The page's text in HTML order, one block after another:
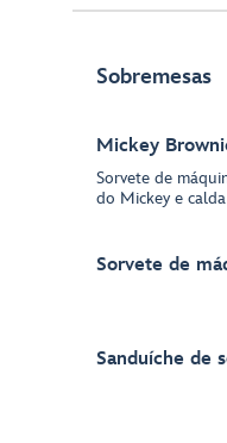
Sobremesas
Mickey
Sorvete de
do Mickey e
Sorvete de
Sanduíche de